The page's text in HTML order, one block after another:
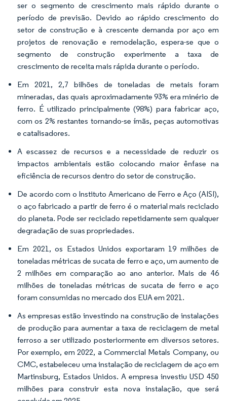
ser o segmento de crescimento mais rápido durante o
período de previsão. Devido ao rápido crescimento do
setor de construção e à crescente demanda por aço em
projetos de renovação e remodelação, espera-se que o
segmento de construção experimente a taxa de
crescimento de receita mais rápida durante o período.
Em 2021, 2,7 bilhões de toneladas de metais foram
mineradas, das quais aproximadamente 93% era minério de
ferro. É utilizado principalmente (98%) para fabricar aço,
com os 2% restantes tornando-se ímãs, peças automotivas
e catalisadores.
A escassez de recursos e a necessidade de reduzir os
impactos ambientais estão colocando maior ênfase na
eficiência de recursos dentro do setor de construção.
De acordo com o Instituto Americano de Ferro e Aço (AISI),
o aço fabricado a partir de ferro é o material mais reciclado
do planeta. Pode ser reciclado repetidamente sem qualquer
degradação de suas propriedades.
Em 2021, os Estados Unidos exportaram 19 milhões de
toneladas métricas de sucata de ferro e aço, um aumento de
2 milhões em comparação ao ano anterior. Mais de 46
milhões de toneladas métricas de sucata de ferro e aço
foram consumidas no mercado dos EUA em 2021.
As empresas estão investindo na construção de instalações
de produção para aumentar a taxa de reciclagem de metal
ferroso a ser utilizado posteriormente em diversos setores.
Por exemplo, em 2022, a Commercial Metals Company, ou
CMC, estabeleceu uma instalação de reciclagem de aço em
Martinsburg, Estados Unidos. A empresa investiu USD 450
milhões para construir esta nova instalação, que será